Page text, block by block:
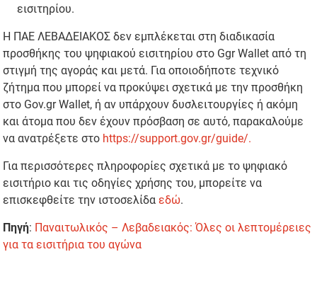
εισιτηρίου.
Η ΠΑΕ ΛΕΒΑΔΕΙΑΚΟΣ δεν εμπλέκεται στη διαδικασία
προσθήκης του ψηφιακού εισιτηρίου στο Ggr Wallet από τη
στιγμή της αγοράς και μετά. Για οποιοδήποτε τεχνικό
ζήτημα που μπορεί να προκύψει σχετικά με την προσθήκη
στο Gov.gr Wallet, ή αν υπάρχουν δυσλειτουργίες ή ακόμη
και άτομα που δεν έχουν πρόσβαση σε αυτό, παρακαλούμε
να ανατρέξετε στο https://support.gov.gr/guide/.
Για περισσότερες πληροφορίες σχετικά με το ψηφιακό
εισιτήριο και τις οδηγίες χρήσης του, μπορείτε να
επισκεφθείτε την ιστοσελίδαεδώ.
Πηγή: Παναιτωλικός – Λεβαδειακός: Όλες οι λεπτομέρειες
για τα εισιτήρια του αγώνα